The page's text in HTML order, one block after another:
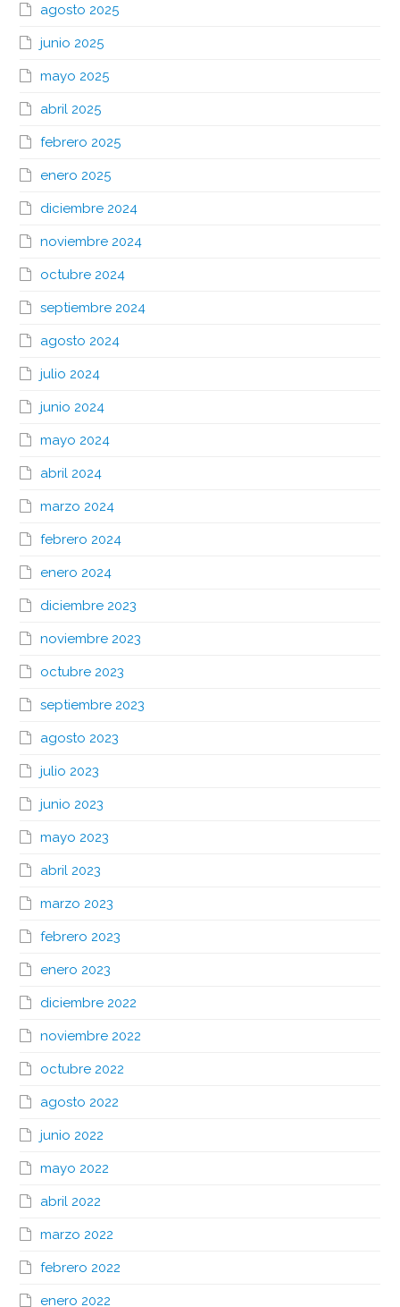
agosto 2025
junio 2025
mayo 2025
abril 2025
febrero 2025
enero 2025
diciembre 2024
noviembre 2024
octubre 2024
septiembre 2024
agosto 2024
julio 2024
junio 2024
mayo 2024
abril 2024
marzo 2024
febrero 2024
enero 2024
diciembre 2023
noviembre 2023
octubre 2023
septiembre 2023
agosto 2023
julio 2023
junio 2023
mayo 2023
abril 2023
marzo 2023
febrero 2023
enero 2023
diciembre 2022
noviembre 2022
octubre 2022
agosto 2022
junio 2022
mayo 2022
abril 2022
marzo 2022
febrero 2022
enero 2022